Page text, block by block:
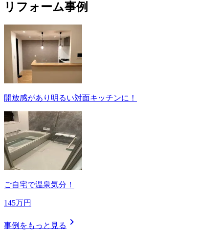
リフォーム事例
開放感があり明るい対面キッチンに！
ご自宅で温泉気分！
145万円
事例をもっと見る chevron_right